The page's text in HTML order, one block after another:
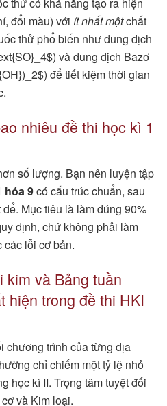
đổi màu) với ít nhất mộtchất
thử phổ biến như dung dịch
và dung dịch Bazơ
để tiết kiệm thời gian
nhiêu đề thi học kì 1
số lượng. Bạn nên luyện tập
hóa 9có cấu trúc chuẩn, sau
Mục tiêu là làm đúng 90%
định, chứ không phải làm
các lỗi cơ bản.
kim và Bảng tuần
hiện trong đề thi HKI
chương trình của từng địa
chỉ chiếm một tỷ lệ nhỏ
học kì II. Trọng tâm tuyệt đối
và Kim loại.